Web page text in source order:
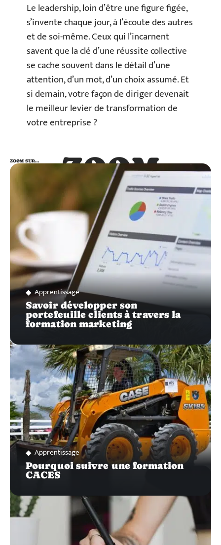
Le leadership, loin d’être une figure figée,
s’invente chaque jour, à l’écoute des autres
et de soi-même. Ceux qui l’incarnent
savent que la clé d’une réussite collective
se cache souvent dans le détail d’une
attention, d’un mot, d’un choix assumé. Et
si demain, votre façon de diriger devenait
le meilleur levier de transformation de
votre entreprise ?
ZOOM
SUR…
ZOOM SUR…
Apprentissage
Savoir développer son
portefeuille clients à travers la
formation marketing
Apprentissage
Pourquoi suivre une formation
CACES